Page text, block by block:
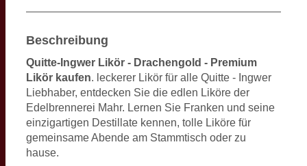
Beschreibung
Quitte-Ingwer Likör - Drachengold - Premium
Likör kaufen. leckerer Likör für alle Quitte - Ingwer
Liebhaber, entdecken Sie die edlen Liköre der
Edelbrennerei Mahr. Lernen Sie Franken und seine
einzigartigen Destillate kennen, tolle Liköre für
gemeinsame Abende am Stammtisch oder zu
hause.